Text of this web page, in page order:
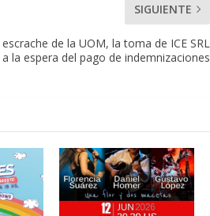
SIGUIENTE
de la UOM, la toma de ICE SRL
la espera del pago de indemnizaciones